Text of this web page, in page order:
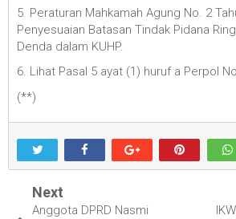
5. Peraturan Mahkamah Agung No. 2
Penyesuaian Batasan Tindak Pidana
Denda dalam KUHP.
6. Lihat Pasal 5 ayat (1) huruf a Perpol
(**)
Next
Anggota DPRD Nasmi